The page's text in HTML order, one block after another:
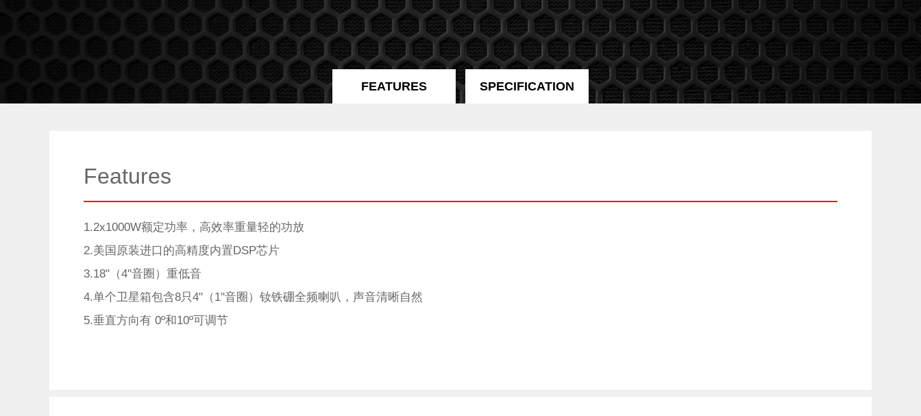
FEATURES SPECIFICATION
Features
1.2x1000W额定功率，高效率重量轻的功放
2.美国原装进口的高精度内置DSP芯片
3.18"（4"音圈）重低音
4.单个卫星箱包含8只4"（1"音圈）钕铁硼全频喇叭，声音清晰自然
5.垂直方向有 0º和10º可调节